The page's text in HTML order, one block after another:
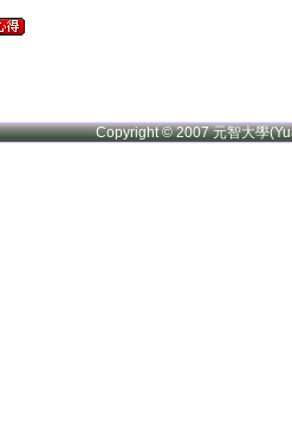
Copyright © 2007 元智大學